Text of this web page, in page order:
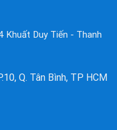
Khuất Duy Tiến - Thanh
Q. Tân Bình, TP HCM